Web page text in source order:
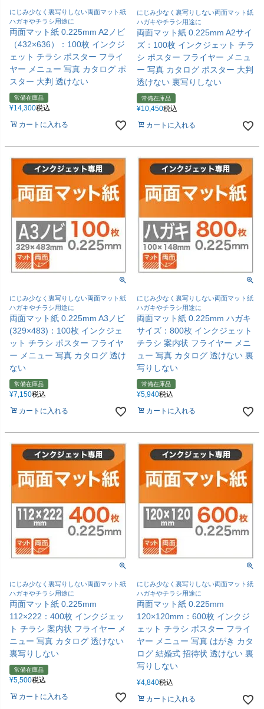
にじみ少なく裏写りしない両面マット紙
ハガキやチラシ用途に
両面マット紙 0.225mm A2ノビ
（432×636）：100枚 インクジ
ェット チラシ ポスター フライ
ヤー メニュー 写真 カタログ ポ
スター 大判 透けない
常備在庫品
¥14,300税込
カートに入れる
にじみ少なく裏写りしない両面マット紙
ハガキやチラシ用途に
両面マット紙 0.225mm A2サイ
ズ：100枚 インクジェット チラ
シ ポスター フライヤー メニュ
ー 写真 カタログ ポスター 大判
透けない 裏写りしない
常備在庫品
¥10,450税込
カートに入れる
にじみ少なく裏写りしない両面マット紙
ハガキやチラシ用途に
両面マット紙 0.225mm A3ノビ
(329×483)：100枚 インクジェ
ット チラシ ポスター フライヤ
ー メニュー 写真 カタログ 透け
ない
常備在庫品
¥7,150税込
カートに入れる
にじみ少なく裏写りしない両面マット紙
ハガキやチラシ用途に
両面マット紙 0.225mm ハガキ
サイズ：800枚 インクジェット
チラシ 案内状 フライヤー メニ
ュー 写真 カタログ 透けない 裏
写りしない
常備在庫品
¥5,940税込
カートに入れる
にじみ少なく裏写りしない両面マット紙
ハガキやチラシ用途に
両面マット紙 0.225mm
112×222：400枚 インクジェッ
ト チラシ 案内状 フライヤー メ
ニュー 写真 カタログ 透けない
裏写りしない
常備在庫品
¥5,500税込
カートに入れる
にじみ少なく裏写りしない両面マット紙
ハガキやチラシ用途に
両面マット紙 0.225mm
120×120mm：600枚 インクジ
ェット チラシ ポスター フライ
ヤー メニュー 写真 はがき カタ
ログ 結婚式 招待状 透けない 裏
写りしない
¥4,840税込
カートに入れる